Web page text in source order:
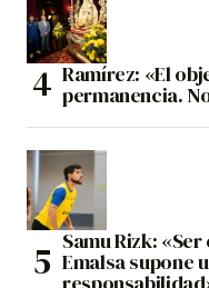
Ramírez: «El
permanencia.
Samu Rizk:
Emalsa supone